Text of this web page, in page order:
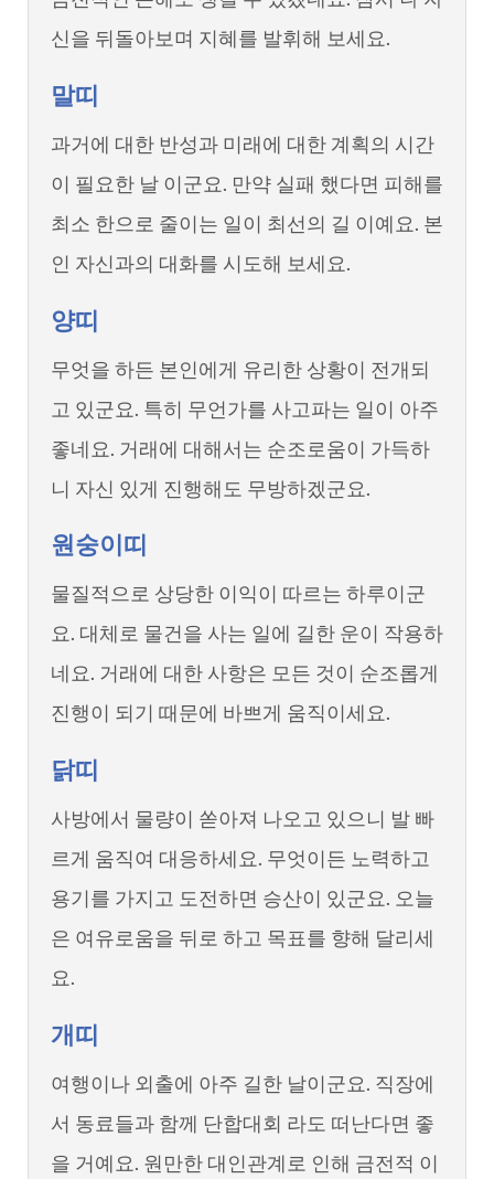
신을 뒤돌아보며 지혜를 발휘해 보세요.
말띠
과거에 대한 반성과 미래에 대한 계획의 시간
이 필요한 날 이군요. 만약 실패 했다면 피해를
최소 한으로 줄이는 일이 최선의 길 이예요. 본
인 자신과의 대화를 시도해 보세요.
양띠
무엇을 하든 본인에게 유리한 상황이 전개되
고 있군요. 특히 무언가를 사고파는 일이 아주
좋네요. 거래에 대해서는 순조로움이 가득하
니 자신 있게 진행해도 무방하겠군요.
원숭이띠
물질적으로 상당한 이익이 따르는 하루이군
요. 대체로 물건을 사는 일에 길한 운이 작용하
네요. 거래에 대한 사항은 모든 것이 순조롭게
진행이 되기 때문에 바쁘게 움직이세요.
닭띠
사방에서 물량이 쏟아져 나오고 있으니 발 빠
르게 움직여 대응하세요. 무엇이든 노력하고
용기를 가지고 도전하면 승산이 있군요. 오늘
은 여유로움을 뒤로 하고 목표를 향해 달리세
요.
개띠
여행이나 외출에 아주 길한 날이군요. 직장에
서 동료들과 함께 단합대회 라도 떠난다면 좋
을 거예요. 원만한 대인관계로 인해 금전적 이